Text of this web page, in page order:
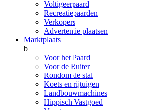
Voltigeerpaard
Recreatiepaarden
Verkopers
Advertentie plaatsen
Marktplaats
b
Voor het Paard
Voor de Ruiter
Rondom de stal
Koets en rijtuigen
Landbouwmachines
Hippisch Vastgoed